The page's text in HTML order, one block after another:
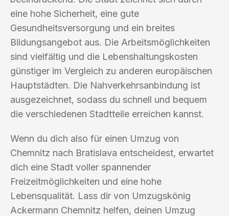
eine hohe Sicherheit, eine gute
Gesundheitsversorgung und ein breites
Bildungsangebot aus. Die Arbeitsmöglichkeiten
sind vielfältig und die Lebenshaltungskosten
günstiger im Vergleich zu anderen europäischen
Hauptstädten. Die Nahverkehrsanbindung ist
ausgezeichnet, sodass du schnell und bequem
die verschiedenen Stadtteile erreichen kannst.
Wenn du dich also für einen Umzug von
Chemnitz nach Bratislava entscheidest, erwartet
dich eine Stadt voller spannender
Freizeitmöglichkeiten und eine hohe
Lebensqualität. Lass dir von Umzugskönig
Ackermann Chemnitz helfen, deinen Umzug